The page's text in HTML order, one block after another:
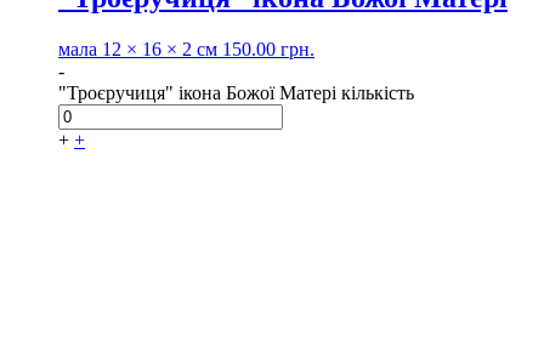
мала 12 × 16 × 2 см 150.00 грн.
-
"Троєручиця" ікона Божої Матері кількість
+ +